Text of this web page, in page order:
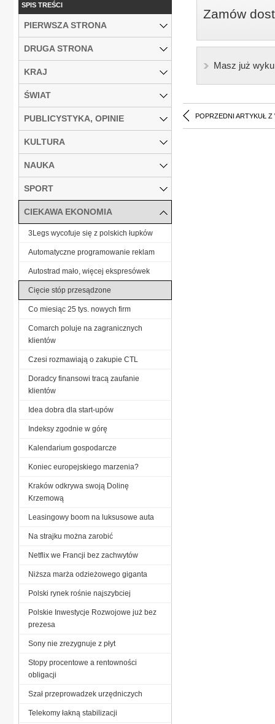
Zamów
Masz już
POPRZEDNI ARTYKUŁ Z
SPIS TREŚCI
PIERWSZA STRONA
DRUGA STRONA
KRAJ
ŚWIAT
PUBLICYSTYKA, OPINIE
KULTURA
NAUKA
SPORT
CIEKAWA EKONOMIA
3Legs wycofuje się z polskich łupków
Automatyczne programowanie reklam
Autostrad mało, więcej ekspresówek
Cięcie stóp przesądzone
Co miesiąc 25 tys. nowych firm
Comarch poluje na zagranicznych
klientów
Czesi rozmawiają o zakupie CTL
Doradcy finansowi tracą zaufanie
klientów
Idea dobra dla start-upów
Indeksy zgodnie w górę
Kalendarium gospodarcze
Koniec europejskiego marzenia?
Kraków odkrywa swoją Dolinę
Krzemową
Leasingowy boom na luksusowe auta
Na strajku można zarobić
Netflix we Francji bez zachwytów
Niższa marża odzieżowego giganta
Polski rynek rośnie najszybciej
Polskie Inwestycje Rozwojowe już bez
prezesa
Sony nie zrezygnuje z płyt
Stopy procentowe a rentowności
obligacji
Szał przeprowadzek urzędniczych
Telekomy łakną stabilizacji